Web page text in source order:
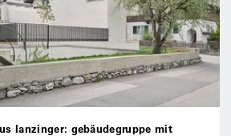
lanzinger: gebäudegruppe mit